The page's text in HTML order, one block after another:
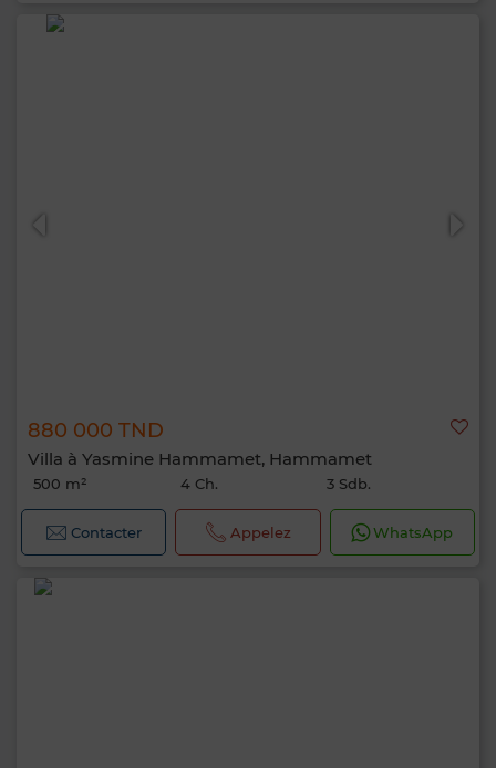
880 000 TND
Villa à Yasmine Hammamet, Hammamet
500 m² 4 Ch. 3 Sdb.
Contacter Appelez WhatsApp